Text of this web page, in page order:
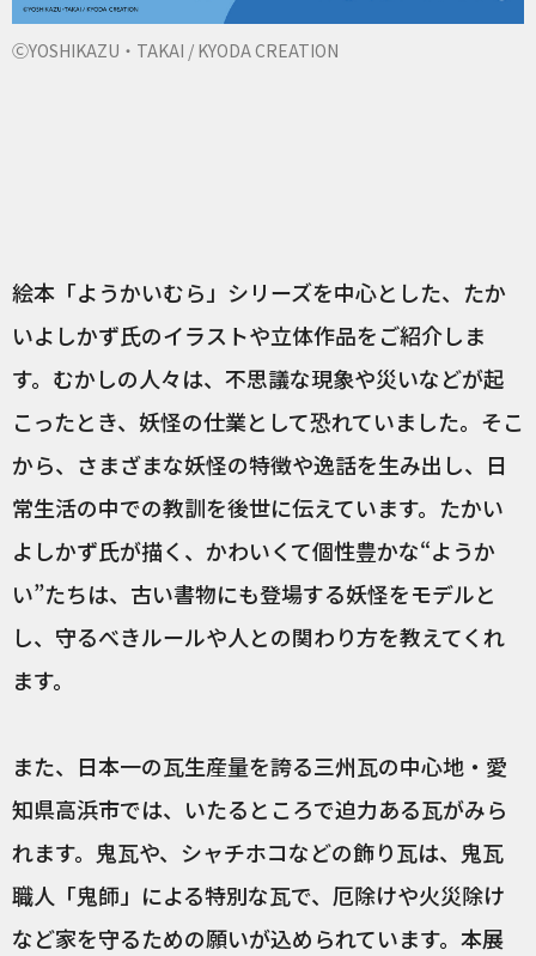
ⒸYOSHIKAZU・TAKAI / KYODA CREATION
絵本「ようかいむら」シリーズを中心とした、たか
いよしかず氏のイラストや立体作品をご紹介しま
す。むかしの人々は、不思議な現象や災いなどが起
こったとき、妖怪の仕業として恐れていました。そこ
から、さまざまな妖怪の特徴や逸話を生み出し、日
常生活の中での教訓を後世に伝えています。たかい
よしかず氏が描く、かわいくて個性豊かな“ようか
い”たちは、古い書物にも登場する妖怪をモデルと
し、守るべきルールや人との関わり方を教えてくれ
ます。
また、日本一の瓦生産量を誇る三州瓦の中心地・愛
知県高浜市では、いたるところで迫力ある瓦がみら
れます。鬼瓦や、シャチホコなどの飾り瓦は、鬼瓦
職人「鬼師」による特別な瓦で、厄除けや火災除け
など家を守るための願いが込められています。本展